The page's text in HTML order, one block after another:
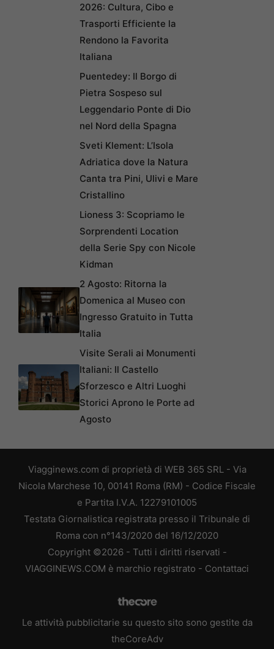
2026: Cultura, Cibo e
Trasporti Efficiente la
Rendono la Favorita
Italiana
Puentedey: Il Borgo di
Pietra Sospeso sul
Leggendario Ponte di Dio
nel Nord della Spagna
Sveti Klement: L’Isola
Adriatica dove la Natura
Canta tra Pini, Ulivi e Mare
Cristallino
Lioness 3: Scopriamo le
Sorprendenti Location
della Serie Spy con Nicole
Kidman
2 Agosto: Ritorna la
Domenica al Museo con
Ingresso Gratuito in Tutta
Italia
Visite Serali ai Monumenti
Italiani: Il Castello
Sforzesco e Altri Luoghi
Storici Aprono le Porte ad
Agosto
Viagginews.com di proprietà di WEB 365 SRL - Via
Nicola Marchese 10, 00141 Roma (RM) - Codice Fiscale
e Partita I.V.A. 12279101005
Testata Giornalistica registrata presso il Tribunale di
Roma con n°143/2020 del 16/12/2020
Copyright ©2026 - Tutti i diritti riservati -
VIAGGINEWS.COM è marchio registrato - Contattaci
Le attività pubblicitarie su questo sito sono gestite da
theCoreAdv